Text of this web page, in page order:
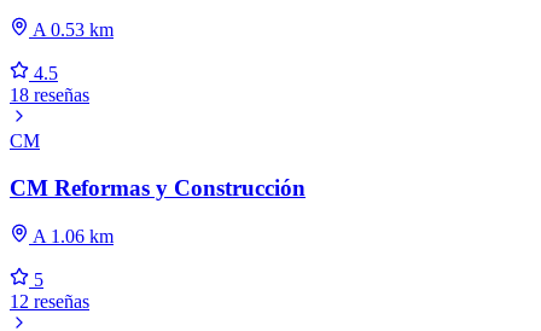
A 0.53 km
4.5
18 reseñas
CM
CM Reformas y Construcción
A 1.06 km
5
12 reseñas